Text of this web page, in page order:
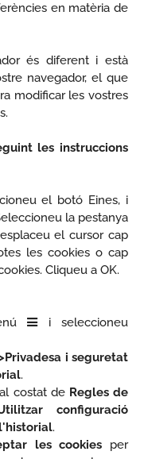
en matèria de
és diferent i està
navegador, el que
modificar les vostres
les instruccions
el botó Eines, i
la pestanya
el cursor cap
les cookies o cap
Cliqueu a OK.
i seleccioneu
>Privadesa i seguretat
.
costat de Regles de
configuració
.
les cookies per